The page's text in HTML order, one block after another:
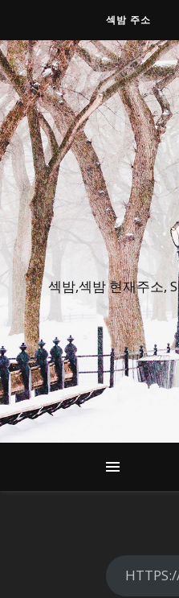
섹밤 주소
섹밤,섹밤 현재주소,